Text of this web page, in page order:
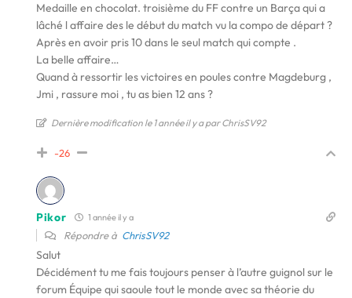
Medaille en chocolat. troisième du FF contre un Barça qui a
lâché l affaire des le début du match vu la compo de départ ?
Après en avoir pris 10 dans le seul match qui compte .
La belle affaire…
Quand à ressortir les victoires en poules contre Magdeburg ,
Jmi , rassure moi , tu as bien 12 ans ?
Dernière modification le 1 année il y a par ChrisSV92
-26
Pikor 1 année il y a
Répondre à ChrisSV92
Salut
Décidément tu me fais toujours penser à l’autre guignol sur le
forum Équipe qui saoule tout le monde avec sa théorie du